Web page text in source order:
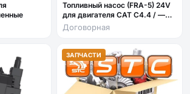
Топливный насос (FRA-5) 24V
для двигателя CAT C4.4 / —
арт. CA 288-6609
Договорная
ЗАПЧАСТИ